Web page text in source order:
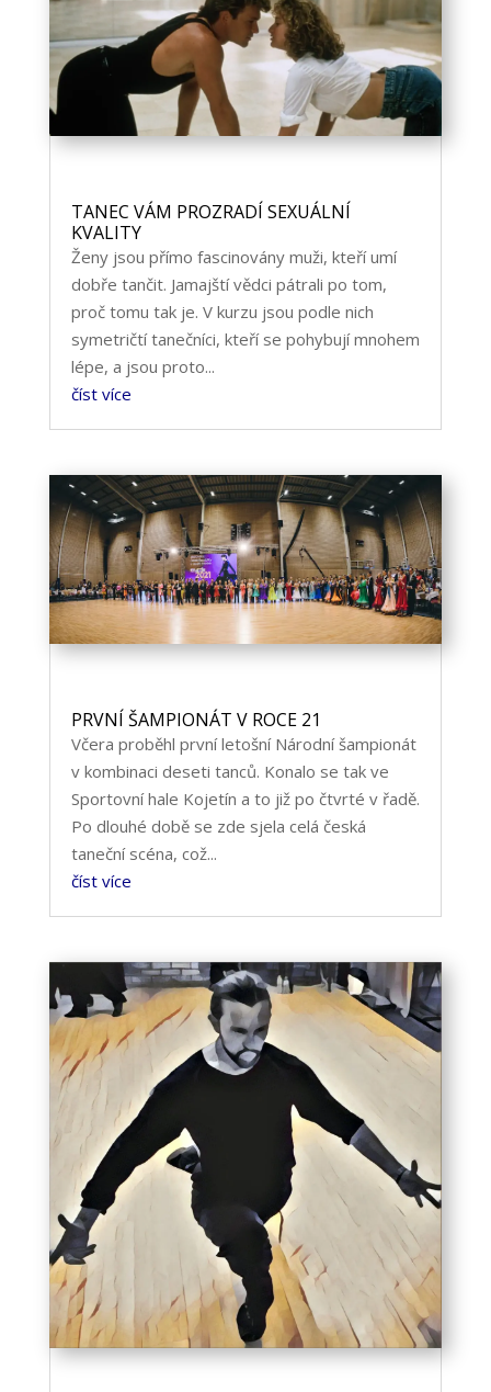
TANEC VÁM PROZRADÍ SEXUÁLNÍ
KVALITY
Ženy jsou přímo fascinovány muži, kteří umí
dobře tančit. Jamajští vědci pátrali po tom,
proč tomu tak je. V kurzu jsou podle nich
symetričtí tanečníci, kteří se pohybují mnohem
lépe, a jsou proto...
číst více
PRVNÍ ŠAMPIONÁT V ROCE 21
Včera proběhl první letošní Národní šampionát
v kombinaci deseti tanců. Konalo se tak ve
Sportovní hale Kojetín a to již po čtvrté v řadě.
Po dlouhé době se zde sjela celá česká
taneční scéna, což...
číst více